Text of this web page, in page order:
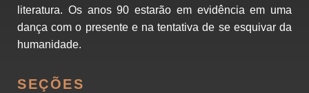
literatura. Os anos 90 estarão em evidência em uma
dança com o presente e na tentativa de se esquivar da
humanidade.
SEÇÕES